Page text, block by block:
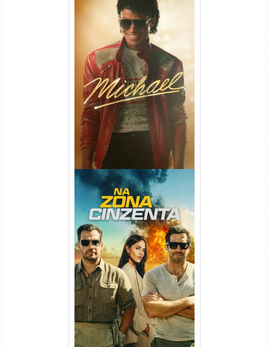
Michael Torrent (2026) WEB-
DL 1080p/4K Dual Áudio
Na Zona Cinzenta Torrent
(2026) WEB-DL 1080p/4K
Dual Áudio